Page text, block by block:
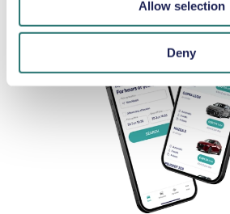
Allow selection
Deny